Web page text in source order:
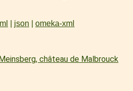
json omeka-xml
château de Malbrouck